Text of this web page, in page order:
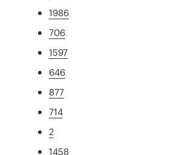
1986
706
1597
646
877
714
2
1458